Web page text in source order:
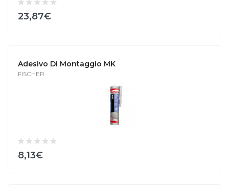
23,87€
Adesivo Di Montaggio MK
FISCHER
8,13€